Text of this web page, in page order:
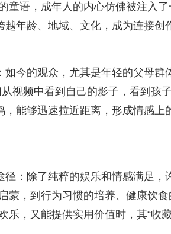
童语，成年人的内心仿佛被注入
年龄、地域、文化，成为连接创
如今的观众，尤其是年轻的父母群
从视频中看到自己的影子，看到孩
，能够迅速拉近距离，形成情感上
径：除了纯粹的娱乐和情感满足
蒙，到行为习惯的培养、健康饮
，又能提供实用价值时，其“收